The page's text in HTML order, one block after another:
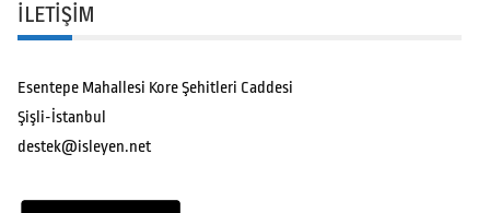
İLETİŞİM
Esentepe Mahallesi Kore Şehitleri Caddesi
Şişli-İstanbul
destek@isleyen.net